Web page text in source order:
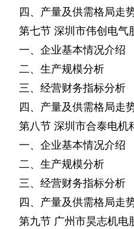
四、产量及供需格局走
第七节 深圳市伟创电气
一、企业基本情况介绍
二、生产规模分析
三、经营财务指标分析
四、产量及供需格局走
第八节 深圳市合泰电机
一、企业基本情况介绍
二、生产规模分析
三、经营财务指标分析
四、产量及供需格局走
第九节 广州市昊志机电